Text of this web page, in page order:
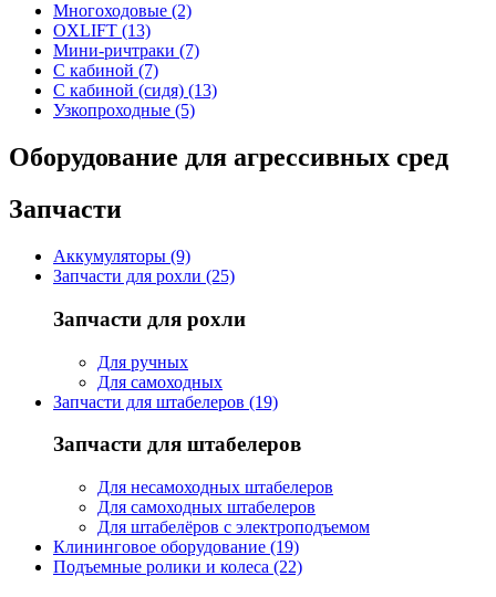
Многоходовые (2)
OXLIFT (13)
Мини-ричтраки (7)
С кабиной (7)
С кабиной (сидя) (13)
Узкопроходные (5)
Оборудование для агрессивных сред
Запчасти
Аккумуляторы (9)
Запчасти для рохли (25)
Запчасти для рохли
Для ручных
Для самоходных
Запчасти для штабелеров (19)
Запчасти для штабелеров
Для несамоходных штабелеров
Для самоходных штабелеров
Для штабелёров с электроподъемом
Клининговое оборудование (19)
Подъемные ролики и колеса (22)